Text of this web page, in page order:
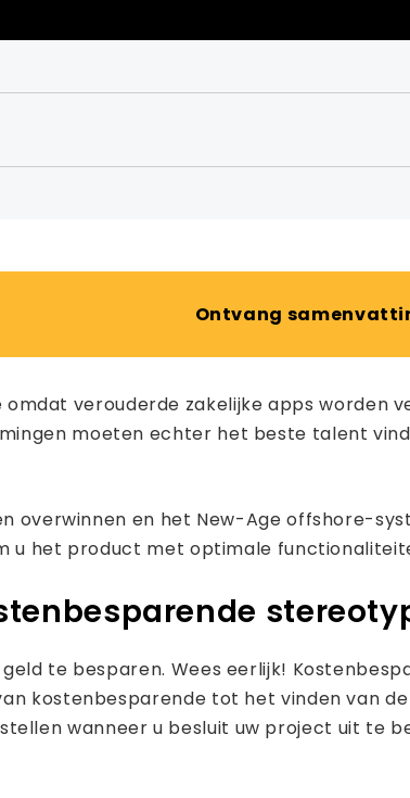
Ontvang
verouderde zakelijke apps worden
moeten echter het beste talent
overwinnen en het New-Age offshore-
u het product met optimale
te besparen. Wees eerlijk!
kostenbesparende tot het vinden van
wanneer u besluit uw project uit te